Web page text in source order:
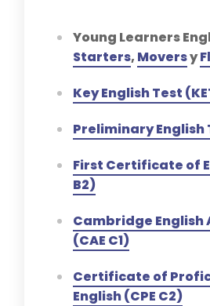
Young Learners
Starters, Moversy
Key English Test
Preliminary English
First Certificate of
B2)
Cambridge English
(CAE C1)
Certificate of
English (CPE C2)